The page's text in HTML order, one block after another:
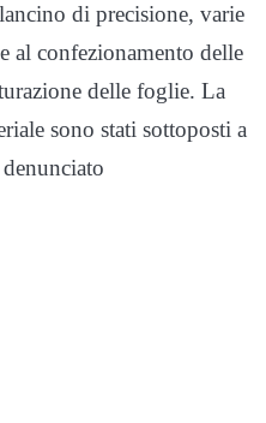
di precisione, varie
al confezionamento delle
delle foglie. La
sono stati sottoposti a